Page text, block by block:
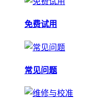
免费试用
常见问题